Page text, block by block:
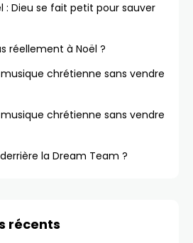
: Dieu se fait petit pour sauver
réellement à Noël ?
chrétienne sans vendre
chrétienne sans vendre
la Dream Team ?
récents